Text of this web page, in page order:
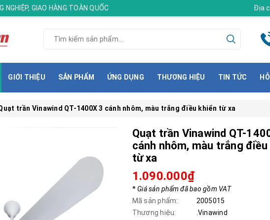
NGHIỆP, GIAO HÀNG TOÀN QUỐC Địa
GIỚI THIỆU SẢN PHẨM ỨNG DỤNG THƯƠNG HIỆU TIN TỨC
trần Vinawind QT-1400X 3 cánh nhôm, màu trắng điều khiển từ xa
Quạt trần Vinawind QT-
cánh nhôm, màu trắng điều
từ xa
1.090.000₫
*Giá sản phẩm đã bao gồm VAT
Mã sản phẩm:
2005015
Thương hiệu:
.Vinawind